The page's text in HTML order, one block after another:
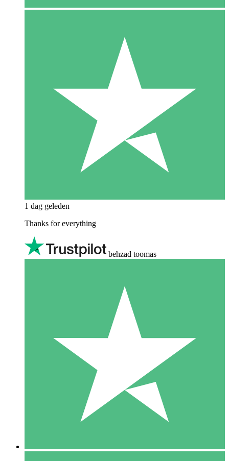
1 dag geleden
Thanks for everything
behzad toomas